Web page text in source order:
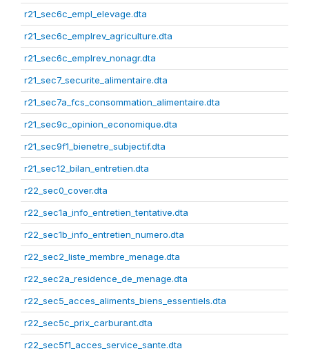
r21_sec6c_empl_elevage.dta
r21_sec6c_emplrev_agriculture.dta
r21_sec6c_emplrev_nonagr.dta
r21_sec7_securite_alimentaire.dta
r21_sec7a_fcs_consommation_alimentaire.dta
r21_sec9c_opinion_economique.dta
r21_sec9f1_bienetre_subjectif.dta
r21_sec12_bilan_entretien.dta
r22_sec0_cover.dta
r22_sec1a_info_entretien_tentative.dta
r22_sec1b_info_entretien_numero.dta
r22_sec2_liste_membre_menage.dta
r22_sec2a_residence_de_menage.dta
r22_sec5_acces_aliments_biens_essentiels.dta
r22_sec5c_prix_carburant.dta
r22_sec5f1_acces_service_sante.dta